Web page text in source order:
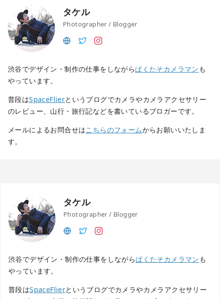
タケル
Photographer / Blogger
渋谷でデザイン・制作の仕事をしながらぱくたそカメラマン も
やっています。
普段はSpaceFlierというブログでカメラやカメラアクセサリー
のレビュー、山行・旅行記などを書いているブロガーです。
メールによるお問合せはこちらのフォームからお願いいたしま
す。
タケル
Photographer / Blogger
渋谷でデザイン・制作の仕事をしながらぱくたそカメラマン も
やっています。
普段はSpaceFlierというブログでカメラやカメラアクセサリー